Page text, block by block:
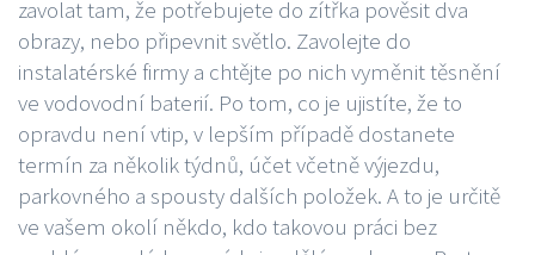
zavolat tam, že potřebujete do zítřka pověsit dva
obrazy, nebo připevnit světlo. Zavolejte do
instalatérské firmy a chtějte po nich vyměnit těsnění
ve vodovodní baterií. Po tom, co je ujistíte, že to
opravdu není vtip, v lepším případě dostanete
termín za několik týdnů, účet včetně výjezdu,
parkovného a spousty dalších položek. A to je určitě
ve vašem okolí někdo, kdo takovou práci bez